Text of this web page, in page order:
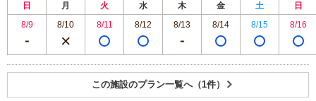
日 月 火 水 木 金 土
日
8/9
8/10 8/11 8/12 8/13 8/14 8/15 8/16
この施設のプラン一覧へ（1件）